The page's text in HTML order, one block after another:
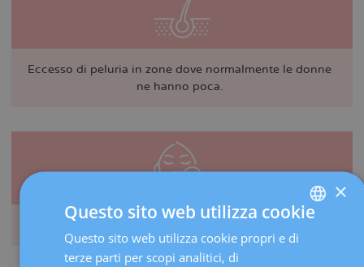
Eccesso di peluria in zone dove normalmente le donne
ne hanno poca.
SPANISH
×
Questo sito web utilizza cookie
Questo sito web utilizza cookie propri e di
terze parti per scopi analitici, di